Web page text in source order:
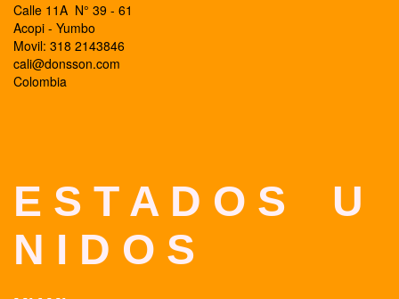
Calle 11A N° 39 - 61
Acopi - Yumbo
Movil: 318 2143846
cali@donsson.com
Colombia
E S T A D O S U
N I D O S